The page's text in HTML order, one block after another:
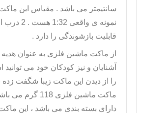
سانتیمتر می باشد . مقیاس این
نمونه ی
قابلیت بازشوندگی را دارد .
از ماکت ماشین فلزی به عنوان
آشنایان و نیز کودکان خود می توانید
را از دیدن این ماکت زیبا شگفت زده
ماکت ماشین فلزی
دارای بسته بندی می باشد ، این